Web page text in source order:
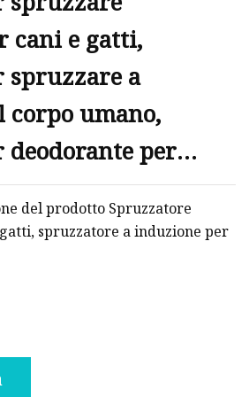
cani e gatti,
spruzzare a
umano,
deodorante per
del prodotto Spruzzatore
spruzzatore a induzione per